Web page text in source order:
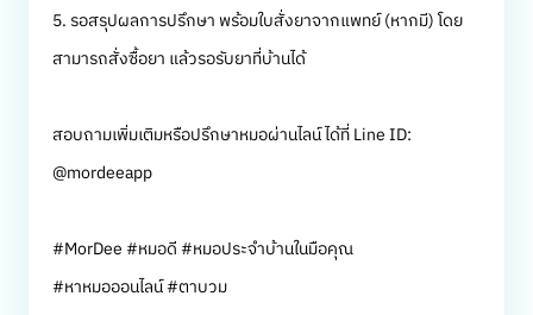
5. รอสรุปผลการปรึกษา พร้อมใบสั่งยาจากแพทย์ (หากมี) โดย
สามารถสั่งซื้อยา แล้วรอรับยาที่บ้านได้
สอบถามเพิ่มเติมหรือปรึกษาหมอผ่านไลน์ ได้ที่ Line ID:
@mordeeapp
#MorDee #หมอดี #หมอประจำบ้านในมือคุณ
#หาหมอออนไลน์ #ตาบวม